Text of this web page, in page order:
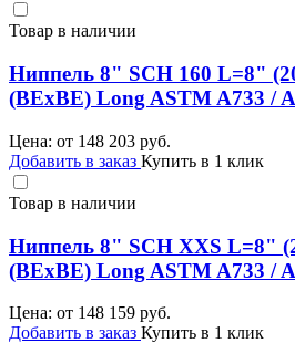
Товар в наличии
Ниппель 8" SCH 160 L=8"
(BEхBE) Long ASTM A733 /
Цена: от 148 203 руб.
Добавить в заказ Купить в 1 клик
Товар в наличии
Ниппель 8" SCH XXS L=8"
(BEхBE) Long ASTM A733 /
Цена: от 148 159 руб.
Добавить в заказ Купить в 1 клик